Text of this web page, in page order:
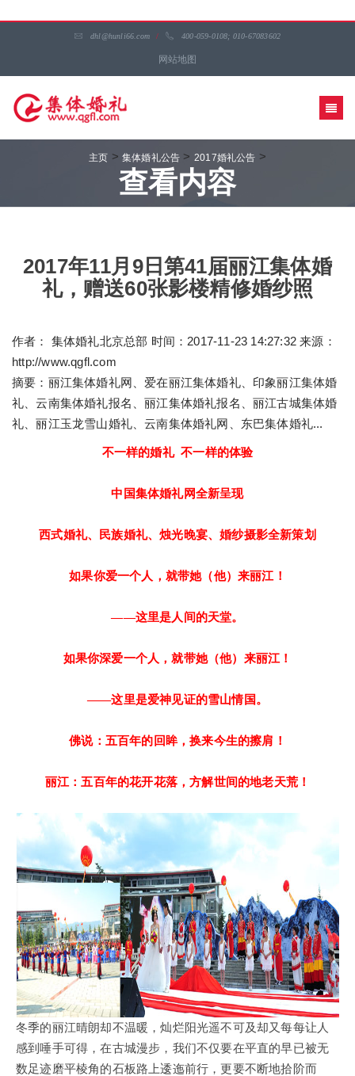
dhl@hunli66.com / 400-059-0108; 010-67083602
网站地图
主页 >集体婚礼公告 > 2017婚礼公告 >
查看内容
2017年11月9日第41届丽江集体婚
礼，赠送60张影楼精修婚纱照
作者： 集体婚礼北京总部 时间：2017-11-23 14:27:32 来源：
http://www.qgfl.com
摘要：丽江集体婚礼网、爱在丽江集体婚礼、印象丽江集体婚
礼、云南集体婚礼报名、丽江集体婚礼报名、丽江古城集体婚
礼、丽江玉龙雪山婚礼、云南集体婚礼网、东巴集体婚礼...
不一样的婚礼 不一样的体验
中国集体婚礼网全新呈现
西式婚礼、民族婚礼、烛光晚宴、婚纱摄影全新策划
如果你爱一个人，就带她（他）来丽江！
——这里是人间的天堂。
如果你深爱一个人，就带她（他）来丽江！
——这里是爱神见证的雪山情国。
佛说： 五百年的回眸，换来今生的擦肩！
丽江： 五百年的花开花落，方解世间的地老天荒！
冬季的丽江晴朗却不温暖，灿烂阳光遥不可及却又每每让人
感到唾手可得，在古城漫步，我们不仅要在平直的早已被无
数足迹磨平棱角的石板路上逶迤前行，更要不断地拾阶而